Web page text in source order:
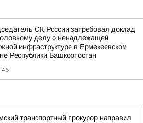
СК России затребовал доклад
делу о ненадлежащей
инфраструктуре в Ермекеевском
Республики Башкортостан
транспортный прокурор направил